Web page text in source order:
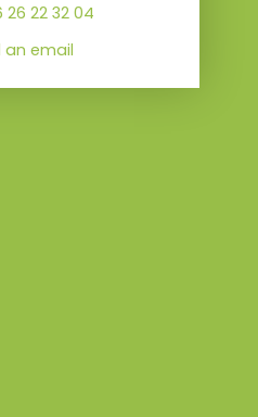
26 22 32 04
an email